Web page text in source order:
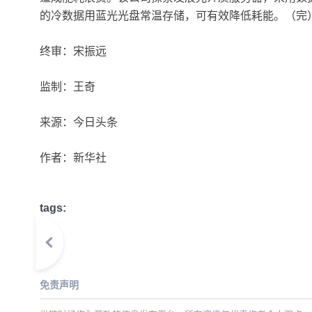
的冷数据用蓝光光盘常温存储，可有效降低耗能。（完
终审：宋振远
监制：王奇
来源：今日头条
作者：新华社
tags:
免责声明